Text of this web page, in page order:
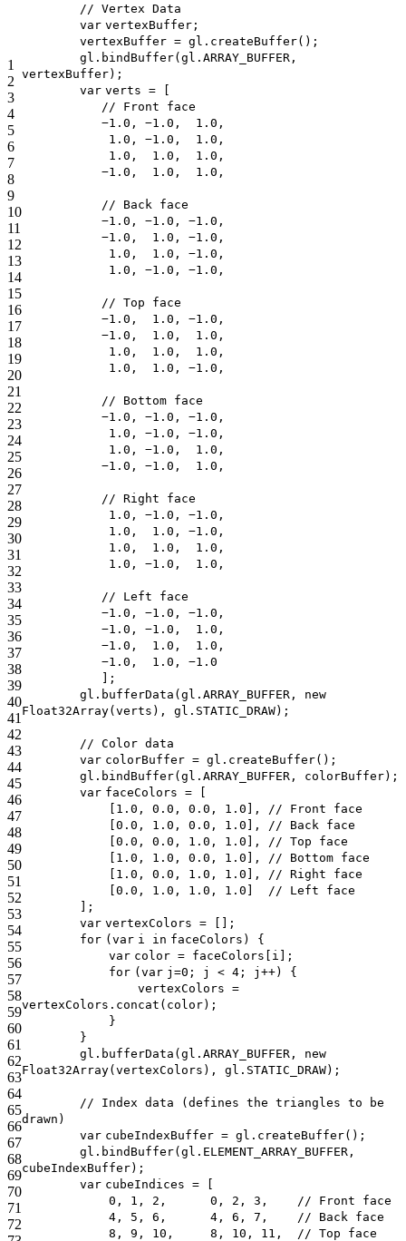
1
2
3
4
5
6
7
8
9
10
11
12
13
14
15
16
17
18
19
20
21
22
23
24
25
26
27
28
29
30
31
32
33
34
35
36
37
38
39
40
41
42
43
44
45
46
47
48
49
50
51
52
53
54
55
56
57
58
59
60
61
62
63
64
65
66
67
68
69
70
71
72
// Vertex Data
var vertexBuffer;
vertexBuffer = gl.createBuffer();
gl.bindBuffer(gl.ARRAY_BUFFER,
vertexBuffer);
var verts = [
// Front face
−1.0, −1.0, 1.0,
1.0, −1.0, 1.0,
1.0, 1.0, 1.0,
−1.0, 1.0, 1.0,
// Back face
−1.0, −1.0, −1.0,
−1.0, 1.0, −1.0,
1.0, 1.0, −1.0,
1.0, −1.0, −1.0,
// Top face
−1.0, 1.0, −1.0,
−1.0, 1.0, 1.0,
1.0, 1.0, 1.0,
1.0, 1.0, −1.0,
// Bottom face
−1.0, −1.0, −1.0,
1.0, −1.0, −1.0,
1.0, −1.0, 1.0,
−1.0, −1.0, 1.0,
// Right face
1.0, −1.0, −1.0,
1.0, 1.0, −1.0,
1.0, 1.0, 1.0,
1.0, −1.0, 1.0,
// Left face
−1.0, −1.0, −1.0,
−1.0, −1.0, 1.0,
−1.0, 1.0, 1.0,
−1.0, 1.0, −1.0
];
gl.bufferData(gl.ARRAY_BUFFER, new
Float32Array(verts), gl.STATIC_DRAW);
// Color data
var colorBuffer = gl.createBuffer();
gl.bindBuffer(gl.ARRAY_BUFFER, colorBuffer);
var faceColors = [
[1.0, 0.0, 0.0, 1.0],
// Front face
[0.0, 1.0, 0.0, 1.0],
// Back face
[0.0, 0.0, 1.0, 1.0],
// Top face
[1.0, 1.0, 0.0, 1.0],
// Bottom face
[1.0, 0.0, 1.0, 1.0],
// Right face
[0.0, 1.0, 1.0, 1.0]
// Left face
];
var vertexColors = [];
for ( var i in faceColors) {
var color = faceColors[i];
for ( var j=0; j < 4; j++) {
vertexColors =
vertexColors.concat(color);
}
}
gl.bufferData(gl.ARRAY_BUFFER, new
Float32Array(vertexColors), gl.STATIC_DRAW);
// Index data (defines the triangles to be
drawn)
var cubeIndexBuffer = gl.createBuffer();
gl.bindBuffer(gl.ELEMENT_ARRAY_BUFFER,
cubeIndexBuffer);
var cubeIndices = [
0, 1, 2, 0, 2, 3,
// Front face
4, 5, 6, 4, 6, 7,
// Back face
8, 9, 10, 8, 10, 11,
// Top face